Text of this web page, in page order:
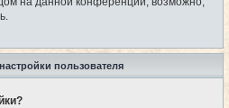
пользователя